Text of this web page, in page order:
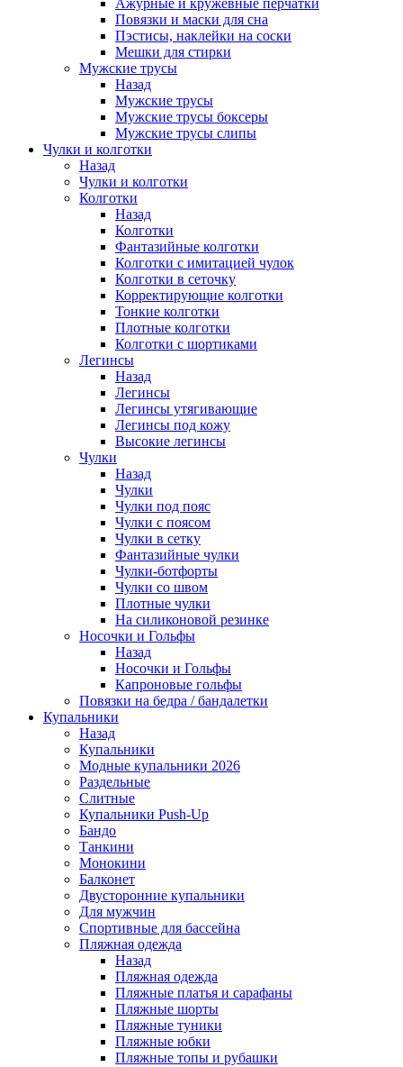
Ажурные и кружевные перчатки
Повязки и маски для сна
Пэстисы, наклейки на соски
Мешки для стирки
Мужские трусы
Назад
Мужские трусы
Мужские трусы боксеры
Мужские трусы слипы
Чулки и колготки
Назад
Чулки и колготки
Колготки
Назад
Колготки
Фантазийные колготки
Колготки с имитацией чулок
Колготки в сеточку
Корректирующие колготки
Тонкие колготки
Плотные колготки
Колготки с шортиками
Легинсы
Назад
Легинсы
Легинсы утягивающие
Легинсы под кожу
Высокие легинсы
Чулки
Назад
Чулки
Чулки под пояс
Чулки с поясом
Чулки в сетку
Фантазийные чулки
Чулки-ботфорты
Чулки со швом
Плотные чулки
На силиконовой резинке
Носочки и Гольфы
Назад
Носочки и Гольфы
Капроновые гольфы
Повязки на бедра / бандалетки
Купальники
Назад
Купальники
Модные купальники 2026
Раздельные
Слитные
Купальники Push-Up
Бандо
Танкини
Монокини
Балконет
Двусторонние купальники
Для мужчин
Спортивные для бассейна
Пляжная одежда
Назад
Пляжная одежда
Пляжные платья и сарафаны
Пляжные шорты
Пляжные туники
Пляжные юбки
Пляжные топы и рубашки